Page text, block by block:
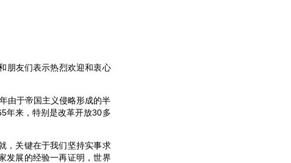
朋友们表示热烈欢迎和衷心
由于帝国主义侵略形成的半
年来，特别是改革开放30多
关键在于我们坚持实事求
发展的经验一再证明，世界